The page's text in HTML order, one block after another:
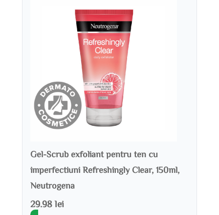
Gel-Scrub exfoliant pentru ten cu
imperfectiuni Refreshingly Clear, 150ml,
Neutrogena
29.98 lei